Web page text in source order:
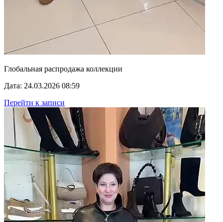
Глобальная распродажа коллекции
Дата: 24.03.2026 08:59
Перейти к записи